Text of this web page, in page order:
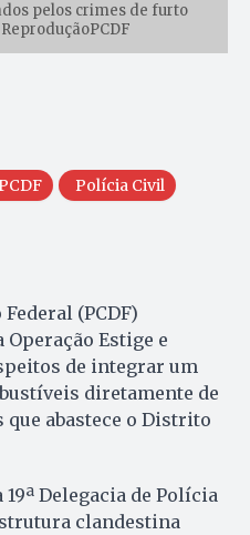
pelos crimes de furto
Polícia Civil
(PCDF)
Estige e
de integrar um
diretamente de
que abastece o Distrito
Delegacia de Polícia
clandestina